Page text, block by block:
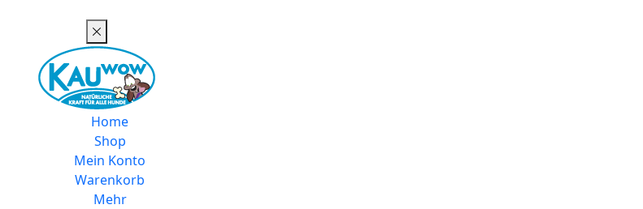
Home
Shop
Mein Konto
Warenkorb
Mehr